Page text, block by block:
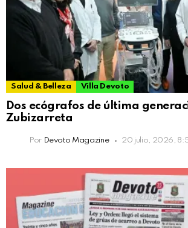
Salud & Belleza Villa Devoto
Dos ecógrafos de última
Zubizarreta
Por Devoto Magazine 20 julio, 2026,